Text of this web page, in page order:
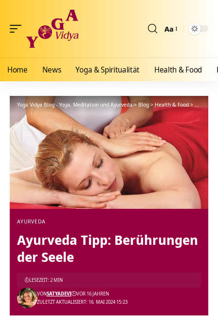
Aa
Home News Yoga & Spiritualität Health & Food
Yoga Vidya Blog - Yoga, Meditation und Ayurveda>Blog >Health & Food>Ayurveda
AYURVEDA
Ayurveda Tipp: Berührungen
der Seele
ZULETZT AKTUALISIERT: 16. MAI 2024 15:23
VONSATYADEVI VOR 16 JAHREN
LESEZEIT: 2 MIN